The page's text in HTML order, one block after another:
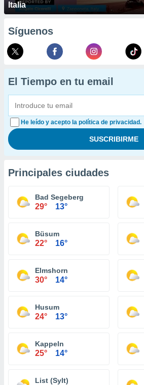
Italia
Síguenos
El Tiempo en tu email
He leído y acepto la política de privacidad.
Principales ciudades
Bad Segeberg
29° 13°
Büsum
22° 16°
Elmshorn
30° 14°
Husum
24° 13°
Kappeln
25° 14°
List (Sylt)